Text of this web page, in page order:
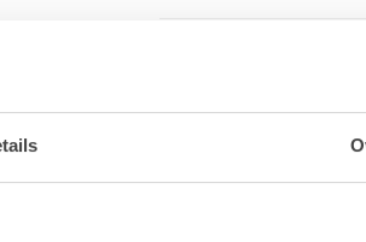
Pododisc
In stock
LUKAS